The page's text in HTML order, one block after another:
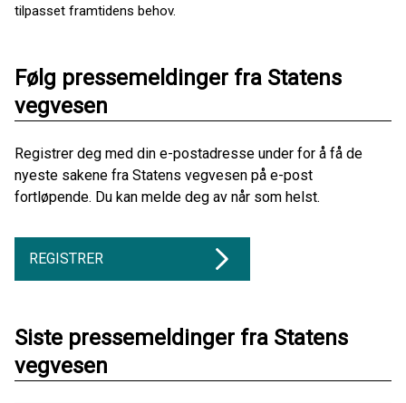
tilpasset framtidens behov.
Følg pressemeldinger fra Statens
vegvesen
Registrer deg med din e-postadresse under for å få de
nyeste sakene fra Statens vegvesen på e-post
fortløpende. Du kan melde deg av når som helst.
REGISTRER
Siste pressemeldinger fra Statens
vegvesen